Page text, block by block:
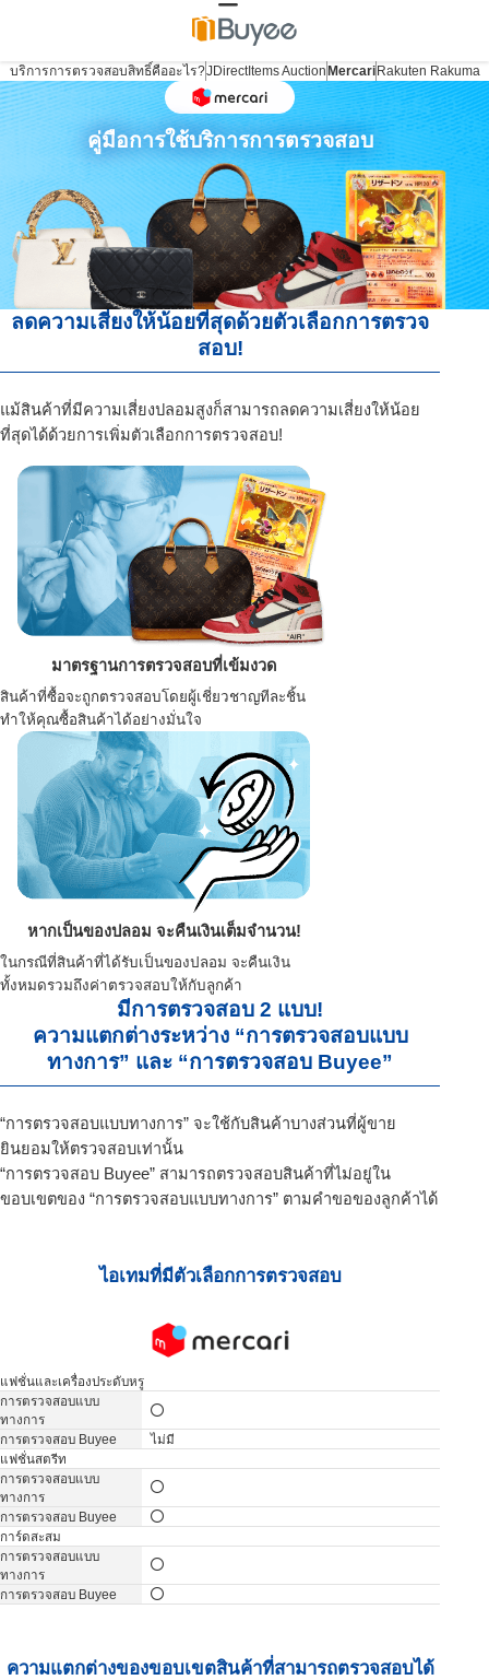
บริการการตรวจสอบสิทธิ์คืออะไร?JDirectItems Auction Mercari Rakuten Rakuma
คู่มือการใช้บริการการตรวจสอบ
ลดความเสี่ยงให้น้อยที่สุดด้วยตัวเลือกการตรวจ
สอบ!
แม้สินค้าที่มีความเสี่ยงปลอมสูงก็สามารถลดความเสี่ยงให้น้อย
ที่สุดได้ด้วยการเพิ่มตัวเลือกการตรวจสอบ!
มาตรฐานการตรวจสอบที่เข้มงวด
สินค้าที่ซื้อจะถูกตรวจสอบโดยผู้เชี่ยวชาญทีละชิ้น
ทำให้คุณซื้อสินค้าได้อย่างมั่นใจ
หากเป็นของปลอม จะคืนเงินเต็มจำนวน!
ในกรณีที่สินค้าที่ได้รับเป็นของปลอม จะคืนเงิน
ทั้งหมดรวมถึงค่าตรวจสอบให้กับลูกค้า
มีการตรวจสอบ 2 แบบ!
ความแตกต่างระหว่าง “การตรวจสอบแบบ
ทางการ” และ “การตรวจสอบ Buyee”
“การตรวจสอบแบบทางการ” จะใช้กับสินค้าบางส่วนที่ผู้ขาย
ยินยอมให้ตรวจสอบเท่านั้น
“การตรวจสอบ Buyee” สามารถตรวจสอบสินค้าที่ไม่อยู่ใน
ขอบเขตของ “การตรวจสอบแบบทางการ” ตามคำขอของลูกค้าได้
ไอเทมที่มีตัวเลือกการตรวจสอบ
แฟชั่นและเครื่องประดับหรู
ไม่มี
แฟชั่นสตรีท
การ์ดสะสม
ความแตกต่างของขอบเขตสินค้าที่สามารถตรวจสอบได้